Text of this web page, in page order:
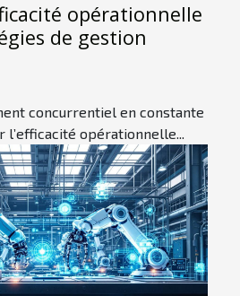
opérationnelle
de gestion
concurrentiel en constante
l’efficacité opérationnelle...